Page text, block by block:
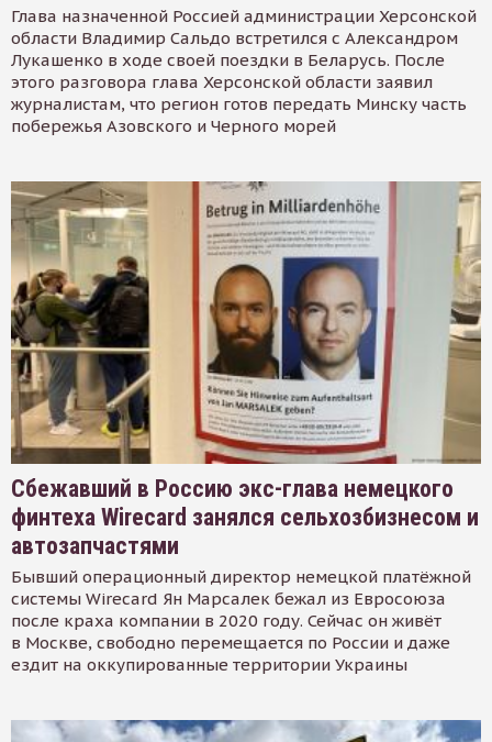
Глава назначенной Россией администрации Херсонской
области Владимир Сальдо встретился с Александром
Лукашенко в ходе своей поездки в Беларусь. После
этого разговора глава Херсонской области заявил
журналистам, что регион готов передать Минску часть
побережья Азовского и Черного морей
Сбежавший в Россию экс-глава немецкого
финтеха Wirecard занялся сельхозбизнесом и
автозапчастями
Бывший операционный директор немецкой платёжной
системы Wirecard Ян Марсалек бежал из Евросоюза
после краха компании в 2020 году. Сейчас он живёт
в Москве, свободно перемещается по России и даже
ездит на оккупированные территории Украины